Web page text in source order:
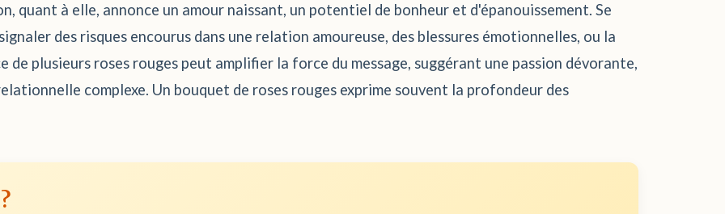
quant à elle, annonce un amour naissant, un potentiel de bonheur et d'épanouissement. Se
des risques encourus dans une relation amoureuse, des blessures émotionnelles, ou la
de plusieurs roses rouges peut amplifier la force du message, suggérant une passion dévorante,
complexe. Un bouquet de roses rouges exprime souvent la profondeur des